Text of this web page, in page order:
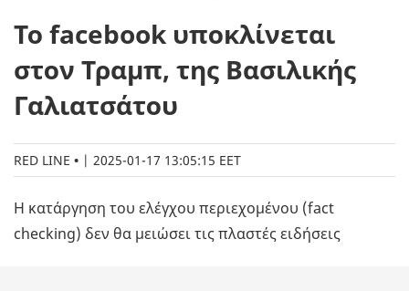
Το facebook υποκλίνεται
στον Τραμπ, της Βασιλικής
Γαλιατσάτου
RED LINE | 2025-01-17 13:05:15 EET
Η κατάργηση του ελέγχου περιεχομένου (fact
checking) δεν θα μειώσει τις πλαστές ειδήσεις